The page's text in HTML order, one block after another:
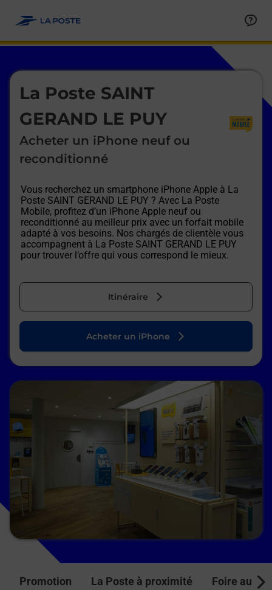
La Poste SAINT
GERAND LE PUY
Acheter un iPhone neuf ou
reconditionné
Vous recherchez un smartphone iPhone Apple à La
Poste SAINT GERAND LE PUY ? Avec La Poste
Mobile, profitez d’un iPhone Apple neuf ou
reconditionné au meilleur prix avec un forfait mobile
adapté à vos besoins. Nos chargés de clientèle vous
accompagnent à La Poste SAINT GERAND LE PUY
pour trouver l’offre qui vous correspond le mieux.
Itinéraire
Le lien s'ouvre dans un nouvel onglet
Acheter un iPhone
Promotion La Poste à proximité Foire aux